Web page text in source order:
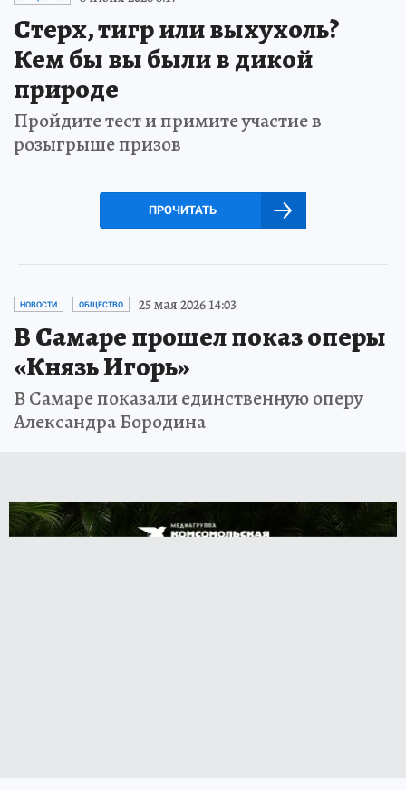
Стерх, тигр или выхухоль?
Кем бы вы были в дикой
природе
Пройдите тест и примите участие в
розыгрыше призов
ПРОЧИТАТЬ
НОВОСТИ ОБЩЕСТВО 25 мая 2026 14:03
В Самаре прошел показ оперы
«Князь Игорь»
В Самаре показали единственную оперу
Александра Бородина